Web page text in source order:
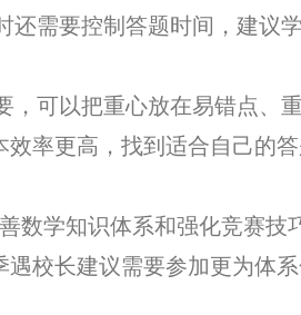
需要控制答题时间，建议
可以把重心放在易错点、
率更高，找到适合自己的
数学知识体系和强化竞赛技
校长建议需要参加更为体